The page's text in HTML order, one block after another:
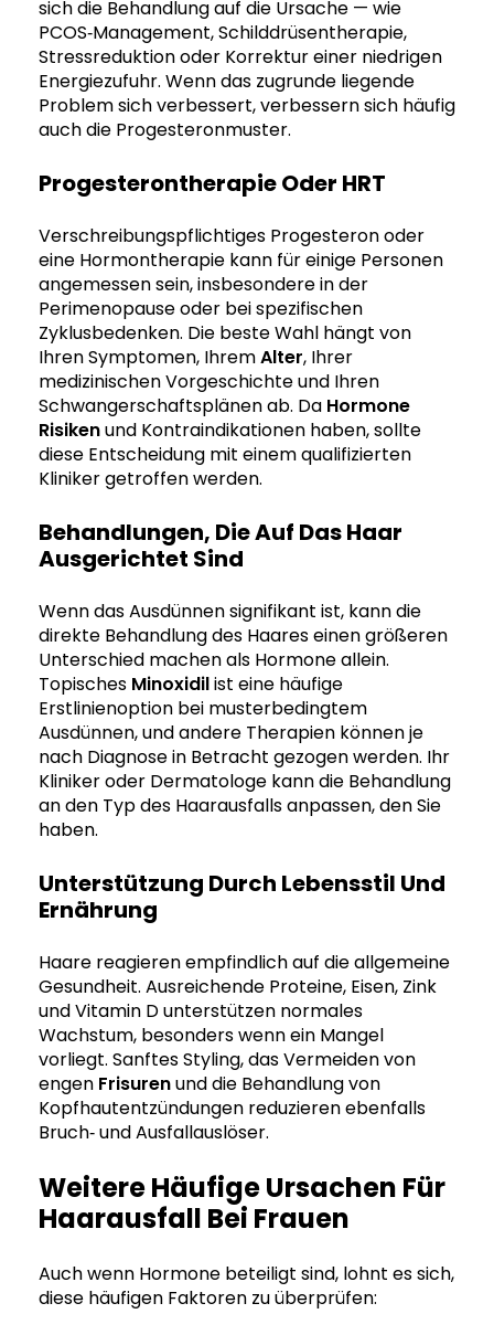
sich die Behandlung auf die Ursache — wie
PCOS‑Management, Schilddrüsentherapie,
Stressreduktion oder Korrektur einer niedrigen
Energiezufuhr. Wenn das zugrunde liegende
Problem sich verbessert, verbessern sich häufig
auch die Progesteronmuster.
Progesterontherapie Oder HRT
Verschreibungspflichtiges Progesteron oder
eine Hormontherapie kann für einige Personen
angemessen sein, insbesondere in der
Perimenopause oder bei spezifischen
Zyklusbedenken. Die beste Wahl hängt von
Ihren Symptomen, IhremAlter, Ihrer
medizinischen Vorgeschichte und Ihren
Schwangerschaftsplänen ab. Da Hormone
Risikenund Kontraindikationen haben, sollte
diese Entscheidung mit einem qualifizierten
Kliniker getroffen werden.
Behandlungen, Die Auf Das Haar
Ausgerichtet Sind
Wenn das Ausdünnen signifikant ist, kann die
direkte Behandlung des Haares einen größeren
Unterschied machen als Hormone allein.
Topisches Minoxidilist eine häufige
Erstlinienoption bei musterbedingtem
Ausdünnen, und andere Therapien können je
nach Diagnose in Betracht gezogen werden. Ihr
Kliniker oder Dermatologe kann die Behandlung
an den Typ des Haarausfalls anpassen, den Sie
haben.
Unterstützung Durch Lebensstil Und
Ernährung
Haare reagieren empfindlich auf die allgemeine
Gesundheit. Ausreichende Proteine, Eisen, Zink
und Vitamin D unterstützen normales
Wachstum, besonders wenn ein Mangel
vorliegt. Sanftes Styling, das Vermeiden von
engen Frisurenund die Behandlung von
Kopfhautentzündungen reduzieren ebenfalls
Bruch‑ und Ausfallauslöser.
Weitere Häufige Ursachen Für
Haarausfall Bei Frauen
Auch wenn Hormone beteiligt sind, lohnt es sich,
diese häufigen Faktoren zu überprüfen: